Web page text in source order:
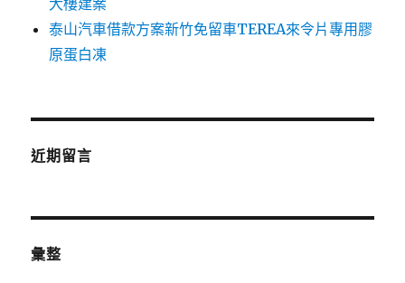
大樓建案
泰山汽車借款方案新竹免留車TEREA來令片專用膠
原蛋白凍
近期留言
彙整